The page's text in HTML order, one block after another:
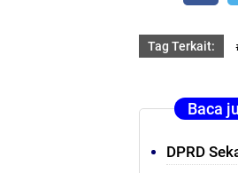
Tag Terkait:
Baca
DPRD